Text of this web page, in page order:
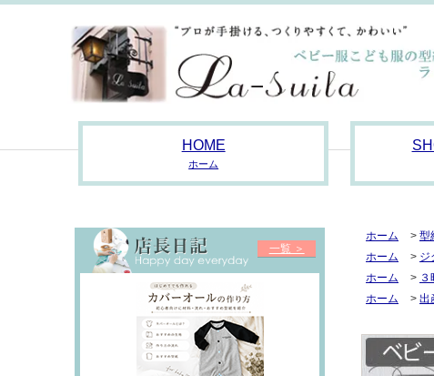
HOME
ホーム
ホーム > 型
ホーム
> ジ
ホーム
>
ホーム
> 出
一覧 ＞